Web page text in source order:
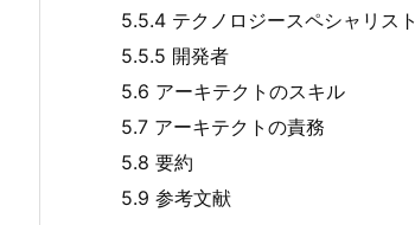
5.5.4 テクノロジースペシャリスト
5.5.5 開発者
5.6 アーキテクトのスキル
5.7 アーキテクトの責務
5.8 要約
5.9 参考文献